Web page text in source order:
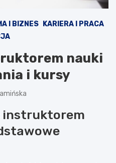
I BIZNES
KARIERA I PRACA
nauki
i kursy
instruktorem